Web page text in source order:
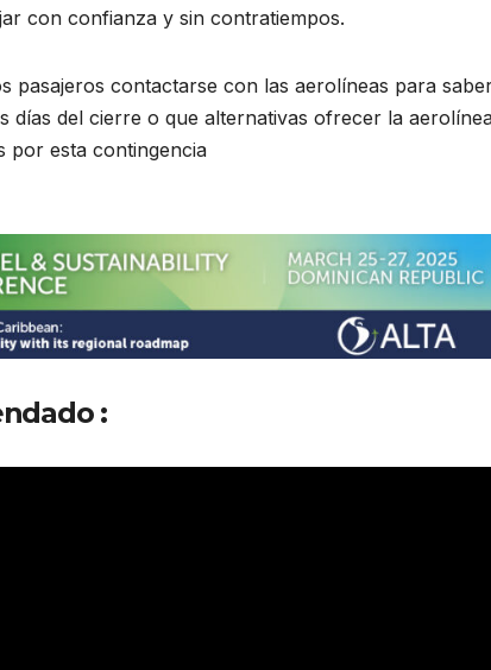
con confianza y sin contratiempos.
pasajeros contactarse con las aerolíneas para
días del cierre o que alternativas ofrecer la
por esta contingencia
: